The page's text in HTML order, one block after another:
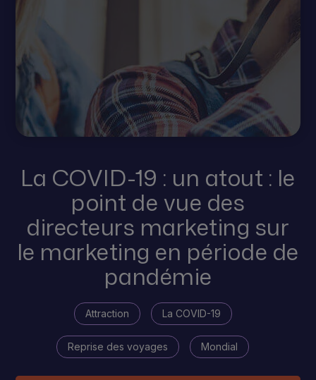
La COVID-19 : un atout : le
point de vue des
directeurs marketing sur
le marketing en période de
pandémie
Attraction La COVID-19
Reprise des voyages Mondial